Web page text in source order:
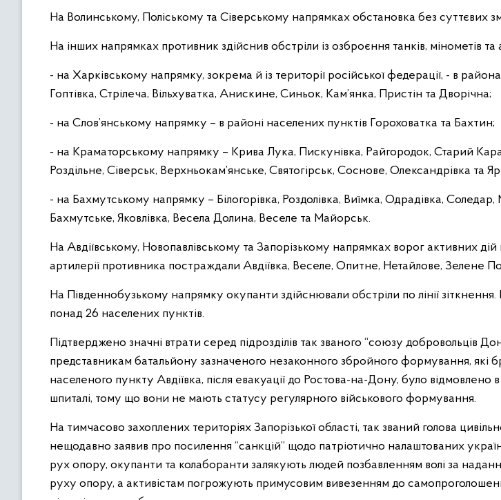
На Волинському, Поліському та Сіверському напрямках обстановка без суттєвих
На інших напрямках противник здійснив обстріли із озброєння танків, мінометів та
- на Харківському напрямку, зокрема й із території російської федерації, - в
Гоптівка, Стрілеча, Вільхуватка, Анискине, Синьок, Кам’янка, Пристін та Дворічна;
- на Слов’янському напрямку – в районі населених пунктів Гороховатка та Бахтин;
- на Краматорському напрямку – Крива Лука, Пискунівка, Райгородок, Старий
Роздільне, Сіверськ, Верхньокам’янське, Святогірськ, Соснове, Олександрівка та
- на Бахмутському напрямку – Білогорівка, Роздолівка, Виїмка, Одрадівка,
Бахмутське, Яковлівка, Весела Долина, Веселе та Майорськ.
На Авдіївському, Новопавлівському та Запорізькому напрямках ворог активних
артилерії противника постраждали Авдіївка, Веселе, Опитне, Нетайлове, Зелене
На Південнобузькому напрямку окупанти здійснювали обстріли по лінії зіткнення.
понад 26 населених пунктів.
Підтверджено значні втрати серед підрозділів так званого “союзу добровольців
представникам батальйону зазначеного незаконного збройного формування, які
населеного пункту Авдіївка, після евакуації до Ростова-на-Дону, було
шпиталі, тому що вони не мають статусу регулярного військового формування.
На тимчасово захоплених територіях Запорізької області, так званий голова
нещодавно заявив про посилення “санкцій” щодо патріотично налаштованих
рух опору, окупанти та колаборанти залякують людей позбавленням волі за
руху опору, а активістам погрожують примусовим вивезенням до